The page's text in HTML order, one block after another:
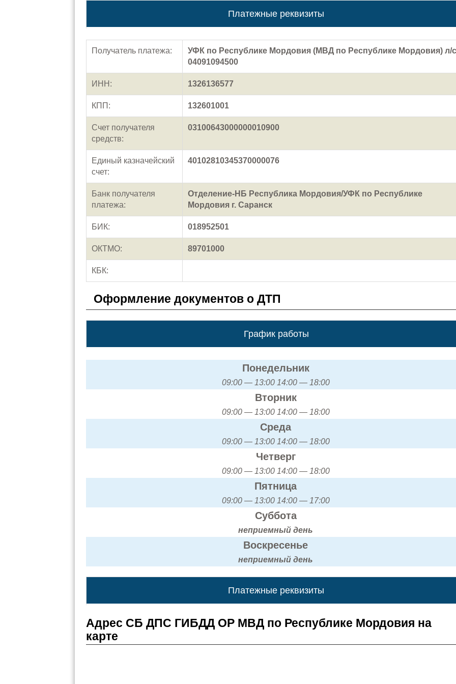
Платежные реквизиты
Получатель платежа:
УФК по Республике Мордовия (МВД по Республике Мордовия) л/с
04091094500
ИНН: 1326136577
КПП: 132601001
Счет получателя
средств:
03100643000000010900
Единый казначейский
счет:
40102810345370000076
Банк получателя
платежа:
Отделение-НБ Республика Мордовия/УФК по Республике
Мордовия г. Саранск
БИК: 018952501
ОКТМО: 89701000
КБК:
Оформление документов о ДТП
График работы
Понедельник
09:00 — 13:00 14:00 — 18:00
Вторник
09:00 — 13:00 14:00 — 18:00
Среда
09:00 — 13:00 14:00 — 18:00
Четверг
09:00 — 13:00 14:00 — 18:00
Пятница
09:00 — 13:00 14:00 — 17:00
Суббота
неприемный день
Воскресенье
неприемный день
Платежные реквизиты
Адрес СБ ДПС ГИБДД ОР МВД по Республике Мордовия на
карте